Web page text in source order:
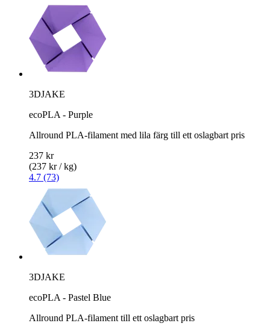
3DJAKE
ecoPLA - Purple
Allround PLA-filament med lila färg till ett oslagbart pris
237 kr
(237 kr / kg)
4.7 (73)
3DJAKE
ecoPLA - Pastel Blue
Allround PLA-filament till ett oslagbart pris